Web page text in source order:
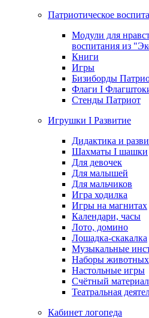
Патриотическое
Модули для
воспитания из
Книги
Игры
Бизиборды
Флаги I
Стенды Патриот
Игрушки I Развитие
Дидактика и
Шахматы I шашки
Для девочек
Для малышей
Для мальчиков
Игра ходилка
Игры на магнитах
Календари, часы
Лото, домино
Лошадка-скакалка
Музыкальные
Наборы животных
Настольные игры
Счётный материал
Театральная
Кабинет логопеда